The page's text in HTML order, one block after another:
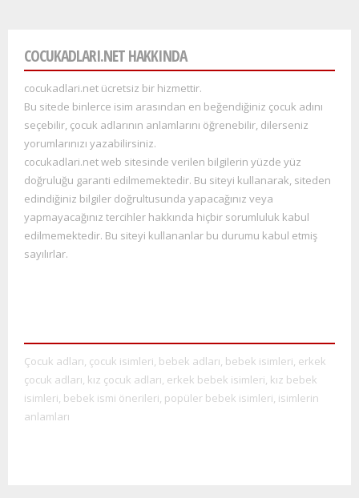
COCUKADLARI.NET HAKKINDA
cocukadlari.net ücretsiz bir hizmettir.
Bu sitede binlerce isim arasından en beğendiğiniz çocuk adını
seçebilir, çocuk adlarının anlamlarını öğrenebilir, dilerseniz
yorumlarınızı yazabilirsiniz.
cocukadlari.net web sitesinde verilen bilgilerin yüzde yüz
doğruluğu garanti edilmemektedir. Bu siteyi kullanarak, siteden
edindiğiniz bilgiler doğrultusunda yapacağınız veya
yapmayacağınız tercihler hakkında hiçbir sorumluluk kabul
edilmemektedir. Bu siteyi kullananlar bu durumu kabul etmiş
sayılırlar.
Çocuk adları, çocuk isimleri, bebek adları, bebek isimleri, erkek
çocuk adları, kız çocuk adları, erkek bebek isimleri, kız bebek
isimleri, bebek ismi önerileri, popüler bebek isimleri, isimlerin
anlamları